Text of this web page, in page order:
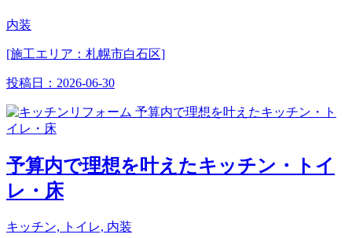
内装
[施工エリア：札幌市白石区]
投稿日： 2026-06-30
予算内で理想を叶えたキッチン・トイ
レ・床
キッチン, トイレ, 内装